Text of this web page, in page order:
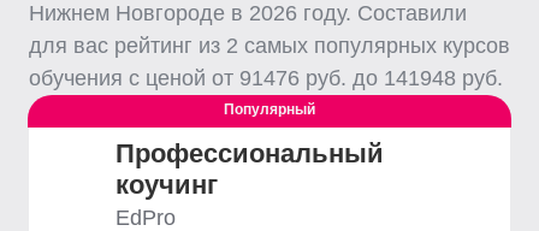
Нижнем Новгороде в 2026 году. Составили
для вас рейтинг из 2 самых популярных курсов
обучения с ценой от 91476 руб. до 141948 руб.
Популярный
Профессиональный
коучинг
EdPro